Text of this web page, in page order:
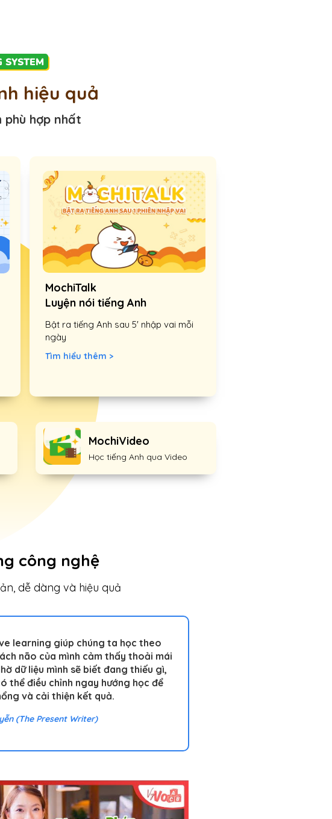
hiệu quả
SYSTEM
hợp nhất
Bật ra tiếng Anh sau 5' nhập vai mỗi
ngày
Tìm hiểu thêm >
MochiTalk
Luyện nói tiếng Anh
MochiVideo
Học tiếng Anh qua Video
công nghệ
dễ dàng và hiệu quả
(The Present Writer)
learning giúp chúng ta học theo
não của mình cảm thấy thoải mái
dữ liệu mình sẽ biết đang thiếu gì,
thể điều chỉnh ngay hướng học để
và cải thiện kết quả.